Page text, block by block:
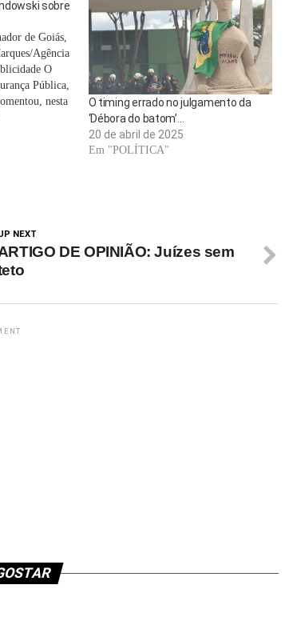
sobre
de Goiás,
Agência
O
Pública,
nesta
feita pelo
Caiado
O timing errado no julgamento da
‘Débora do batom’…
20 de abril de 2025
Em "POLÍTICA"
NEXT
DE OPINIÃO: Juízes sem